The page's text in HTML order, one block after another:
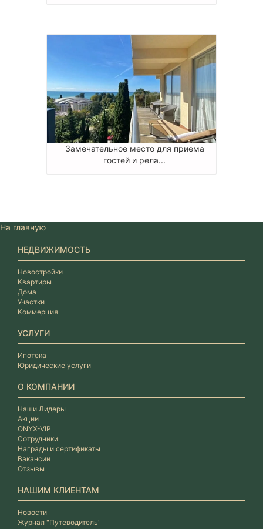
Замечательное место для приема
гостей и рела...
На главную
НЕДВИЖИМОСТЬ
Новостройки
Квартиры
Дома
Участки
Коммерция
УСЛУГИ
Ипотека
Юридические услуги
О КОМПАНИИ
Наши Лидеры
Акции
ONYX-VIP
Сотрудники
Награды и сертификаты
Вакансии
Отзывы
НАШИМ КЛИЕНТАМ
Новости
Журнал "Путеводитель"